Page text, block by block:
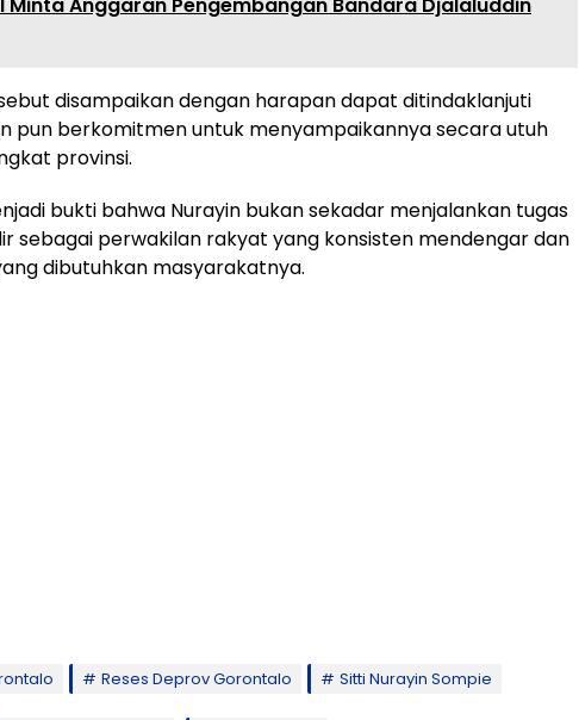
Minta Anggaran Pengembangan Bandara Djalaluddin
disampaikan dengan harapan dapat ditindaklanjuti
pun berkomitmen untuk menyampaikannya secara utuh
provinsi.
bukti bahwa Nurayin bukan sekadar menjalankan tugas
sebagai perwakilan rakyat yang konsisten mendengar dan
dibutuhkan masyarakatnya.
Reses Deprov Gorontalo Sitti Nurayin Sompie